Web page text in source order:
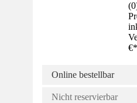
(0
€
Online bestellbar
Nicht reservierbar